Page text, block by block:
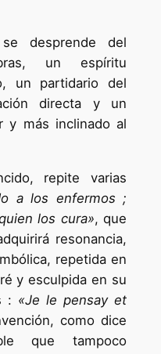
desprende del
un espíritu
un partidario del
directa y un
y más inclinado al
repite varias
a los enfermos ;
los cura», que
resonancia,
repetida en
y esculpida en su
: «Je le pensay et
como dice
que tampoco